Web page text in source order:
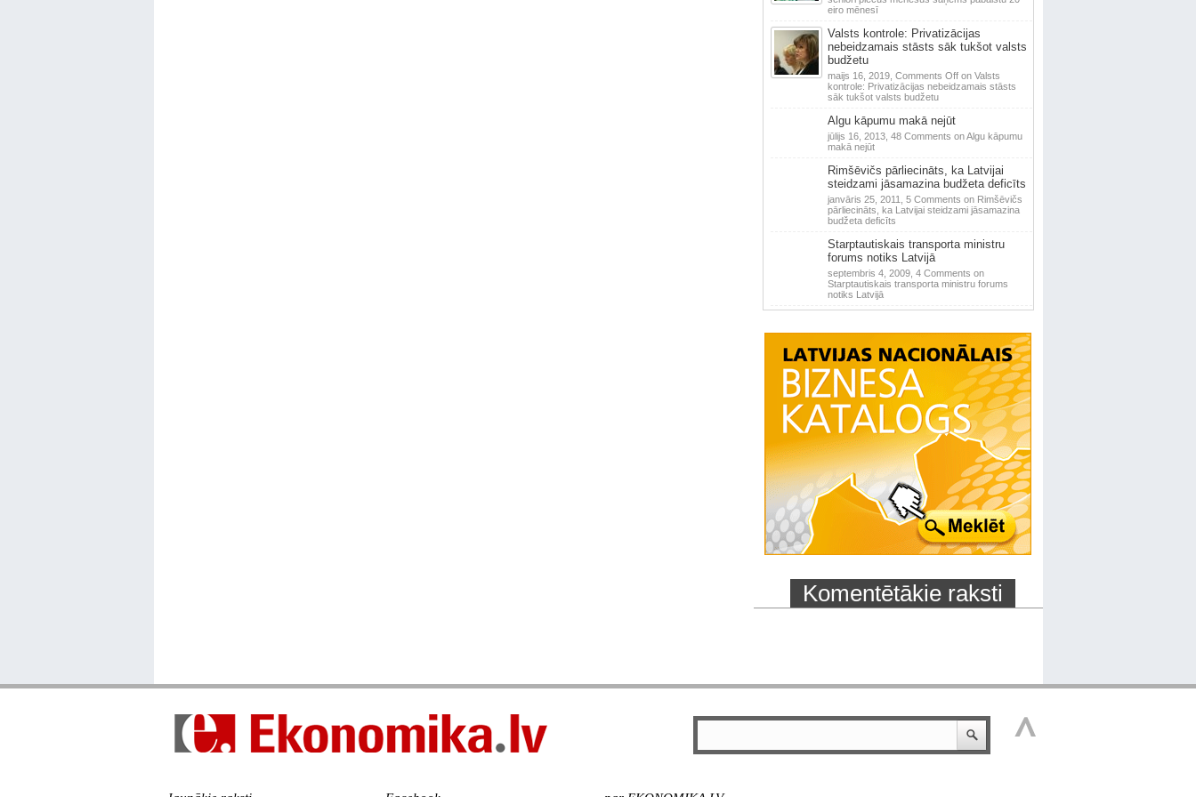
eiro mēnesī
Valsts kontrole: Privatizācijas
nebeidzamais stāsts sāk tukšot valsts
budžetu
maijs 16, 2019, Comments Offon Valsts
kontrole: Privatizācijas nebeidzamais stāsts
sāk tukšot valsts budžetu
Algu kāpumu makā nejūt
jūlijs 16, 2013, 48 Comments on Algu kāpumu
makā nejūt
Rimšēvičs pārliecināts, ka Latvijai
steidzami jāsamazina budžeta deficīts
janvāris 25, 2011, 5 Comments on Rimšēvičs
pārliecināts, ka Latvijai steidzami jāsamazina
budžeta deficīts
Starptautiskais transporta ministru
forums notiks Latvijā
septembris 4, 2009, 4 Comments on
Starptautiskais transporta ministru forums
notiks Latvijā
Komentētākie raksti